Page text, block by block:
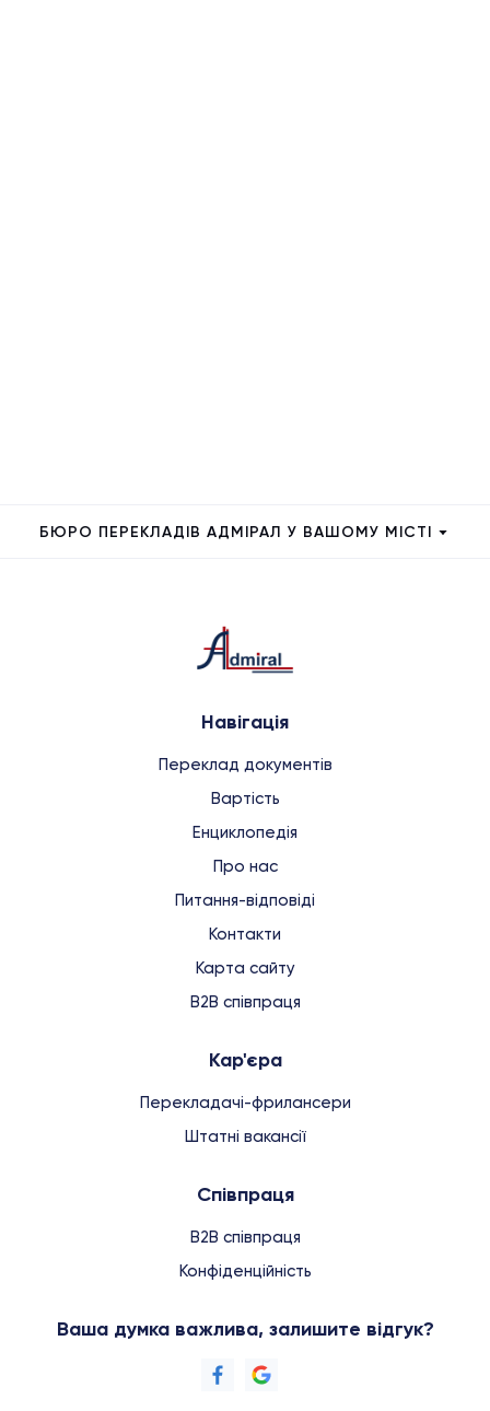
БЮРО ПЕРЕКЛАДІВ АДМІРАЛ У ВАШОМУ МІСТІ
Навігація
Переклад документів
Вартість
Енциклопедія
Про нас
Питання-відповіді
Контакти
Карта сайту
B2B співпраця
Кар'єра
Перекладачі-фрилансери
Штатні вакансії
Співпраця
B2B співпраця
Конфіденційність
Ваша думка важлива, залишите відгук?